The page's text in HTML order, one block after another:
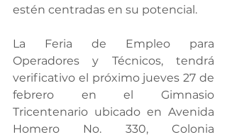
estén centradas en su potencial.
La Feria de Empleo para
Operadores y Técnicos, tendrá
verificativo el próximo jueves 27 de
febrero en el Gimnasio
Tricentenario ubicado en Avenida
Homero No. 330, Colonia